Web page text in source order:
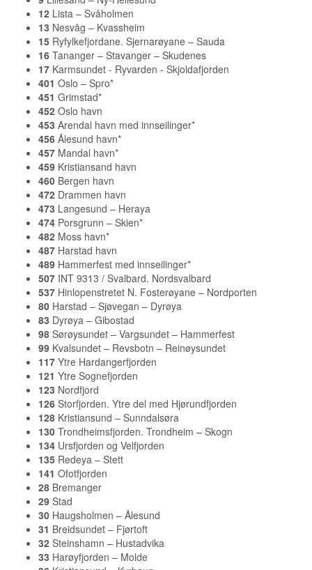
12 Lista – Svåholmen
13 Nesvåg – Kvassheim
15 Ryfylkefjordane. Sjernarøyane – Sauda
16 Tananger – Stavanger – Skudenes
17 Karmsundet - Ryvarden - Skjoldafjorden
401 Oslo – Spro*
451 Grimstad*
452 Oslo havn
453 Arendal havn med innseilinger*
456 Ålesund havn*
457 Mandal havn*
459 Kristiansand havn
460 Bergen havn
472 Drammen havn
473 Langesund – Heraya
474 Porsgrunn – Skien*
482 Moss havn*
487 Harstad havn
489 Hammerfest med innseilinger*
507 INT 9313 / Svalbard. Nordsvalbard
537 Hinlopenstretet N. Fosterøyane – Nordporten
80 Harstad – Sjøvegan – Dyrøya
83 Dyrøya – Gibostad
98 Sørøysundet – Vargsundet – Hammerfest
99 Kvalsundet – Revsbotn – Reinøysundet
117 Ytre Hardangerfjorden
121 Ytre Sognefjorden
123 Nordfjord
126 Storfjorden. Ytre del med Hjørundfjorden
128 Kristiansund – Sunndalsøra
130 Trondheimsfjorden. Trondheim – Skogn
134 Ursfjorden og Velfjorden
135 Redeya – Stett
141 Ofotfjorden
28 Bremanger
29 Stad
30 Haugsholmen – Ålesund
31 Breidsundet – Fjørtoft
32 Steinshamn – Hustadvika
33 Harøyfjorden – Molde